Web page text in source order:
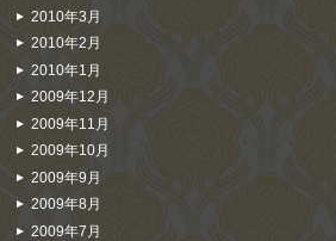
2010年3月
2010年2月
2010年1月
2009年12月
2009年11月
2009年10月
2009年9月
2009年8月
2009年7月